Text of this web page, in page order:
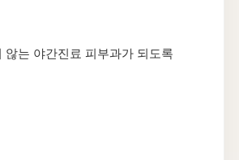
않는 야간진료 피부과가 되도록